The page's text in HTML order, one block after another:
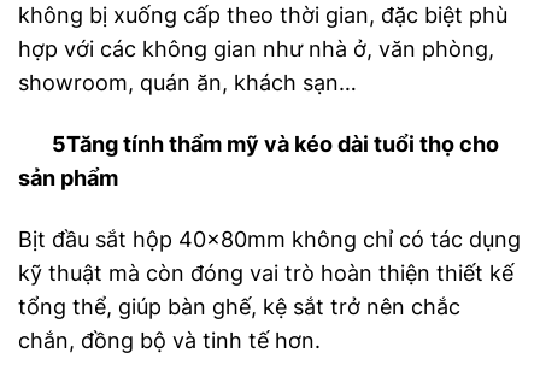
không bị xuống cấp theo thời gian, đặc biệt phù
hợp với các không gian như nhà ở, văn phòng,
showroom, quán ăn, khách sạn…
5Tăng tính thẩm mỹ và kéo dài tuổi thọ cho
sản phẩm
Bịt đầu sắt hộp 40x80mm không chỉ có tác dụng
kỹ thuật mà còn đóng vai trò hoàn thiện thiết kế
tổng thể, giúp bàn ghế, kệ sắt trở nên chắc
chắn, đồng bộ và tinh tế hơn.